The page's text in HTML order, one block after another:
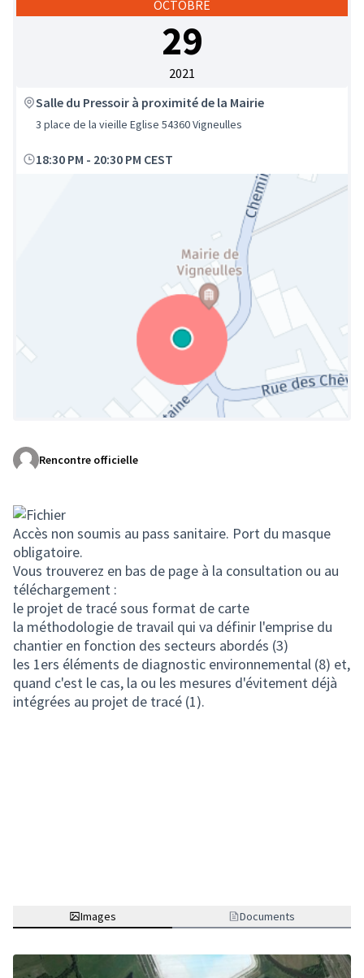
OCTOBRE
29
2021
Salle du Pressoir à proximité de la Mairie
3 place de la vieille Eglise 54360 Vigneulles
18:30 PM - 20:30 PM CEST
(Lien externe)
Rencontre officielle
Accès non soumis au pass sanitaire. Port du masque
obligatoire.
Vous trouverez en bas de page à la consultation ou au
téléchargement :
le projet de tracé sous format de carte
la méthodologie de travail qui va définir l'emprise du
chantier en fonction des secteurs abordés (3)
les 1ers éléments de diagnostic environnemental (8) et,
quand c'est le cas, la ou les mesures d'évitement déjà
intégrées au projet de tracé (1).
Images Documents